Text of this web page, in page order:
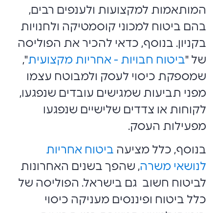
המותאמות למקצועות ולענפים רבים,
בהם ביטוח למכוני קוסמטיקה ולחנויות
בקניון. בנוסף, כדאי להכיר את הפוליסה
של "ביטוח חבויות - אחריות מקצועית",
שמספקת כיסוי לעסק ולמבוטח עצמו
מפני תביעות שמגישים עובדים שנפגעו,
לקוחות או צדדים שלישיים שנפגעו
מפעילות העסק.
בנוסף, כלל מציעה ביטוח אחריות
לנושאי משרה, שהפך בשנים האחרונות
לביטוח חשוב גם בישראל. הפוליסה של
כלל ביטוח ופיננסים מעניקה כיסוי